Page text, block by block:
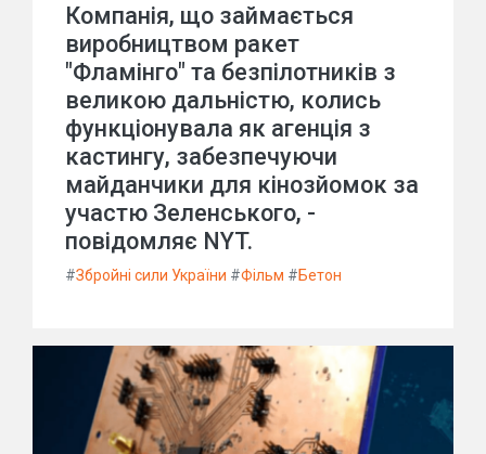
Компанія, що займається
виробництвом ракет
"Фламінго" та безпілотників з
великою дальністю, колись
функціонувала як агенція з
кастингу, забезпечуючи
майданчики для кінозйомок за
участю Зеленського, -
повідомляє NYT.
#Збройні сили України #Фільм #Бетон